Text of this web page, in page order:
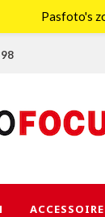
Pasfoto's